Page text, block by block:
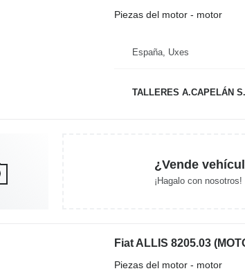
Piezas del motor - motor
España, Uxes
TALLERES A.CAPELÁN
¿Vende
¡Hagalo con nosotros!
Fiat ALLIS 8205.03
Piezas del motor - motor